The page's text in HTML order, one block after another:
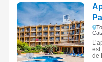
est
de